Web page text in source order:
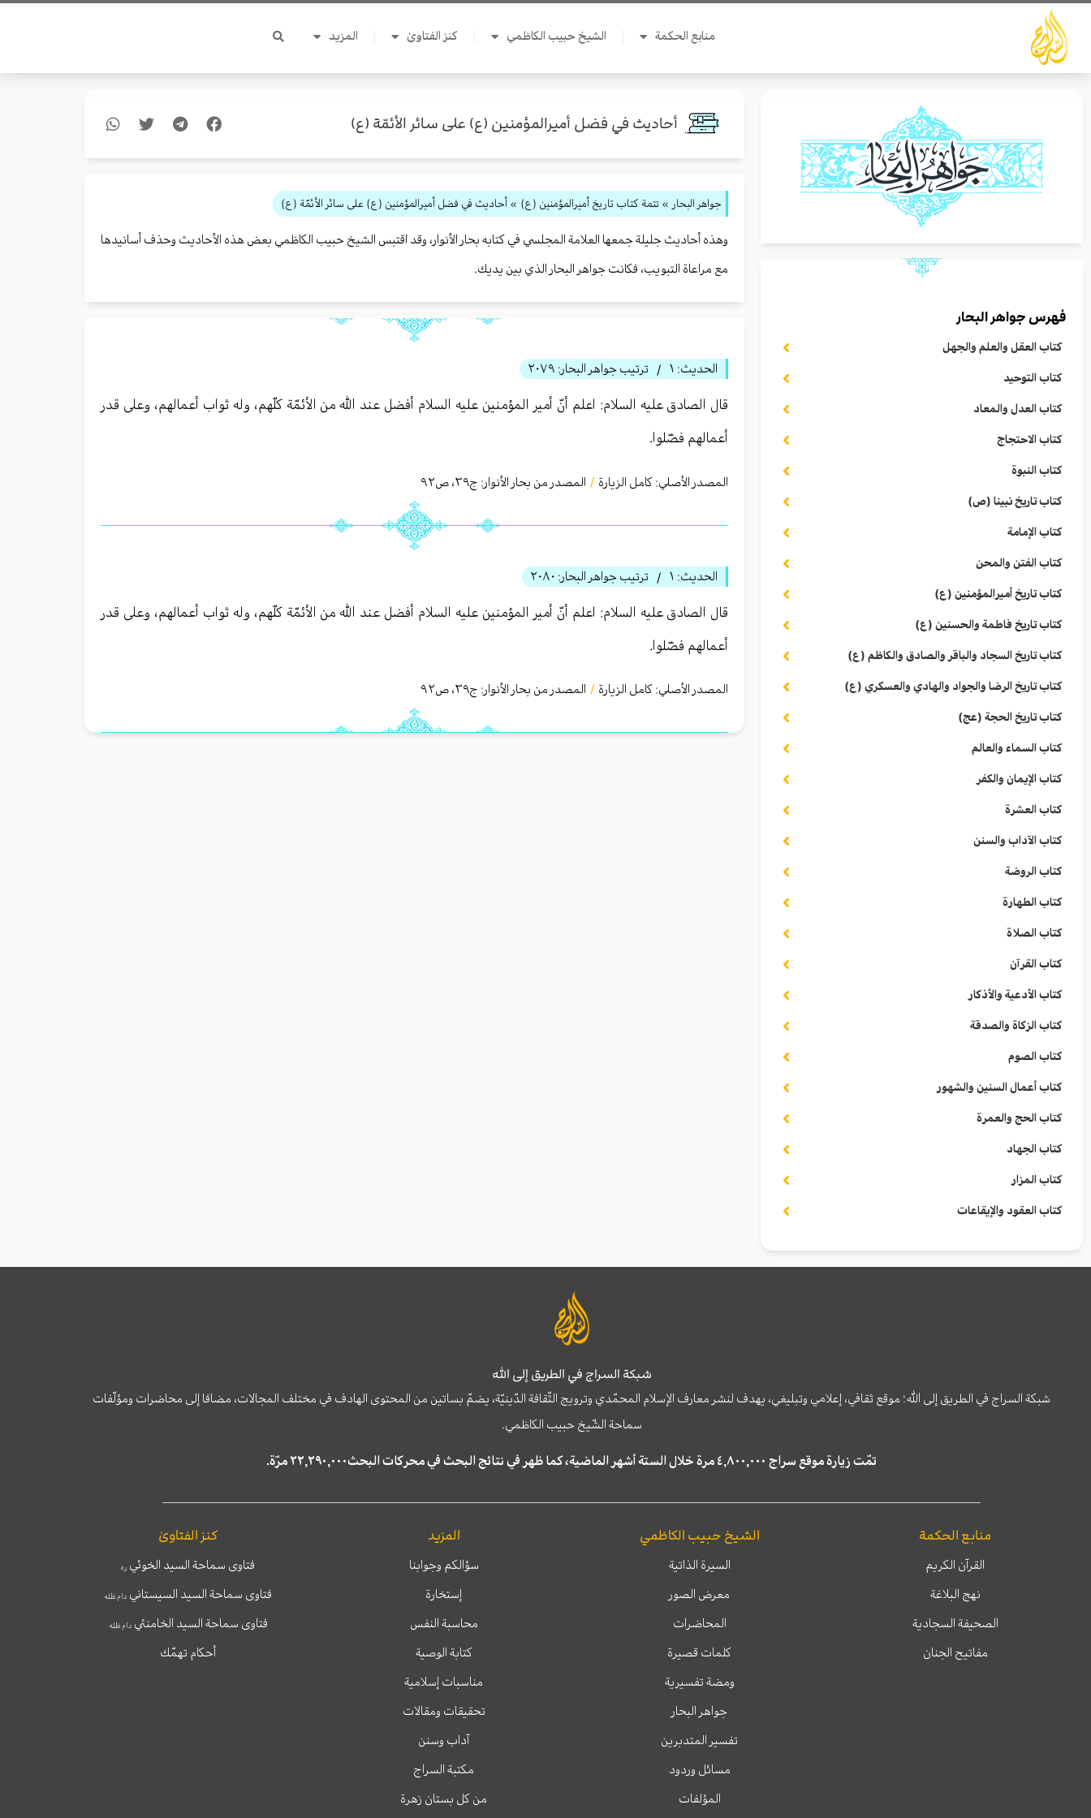
تخطي
المحتوى
منابع الحكمة الشيخ حبيب الكاظمي كنز الفتاوىٰ المزيد
فهرس جواهر البحار
كتاب العقل والعلم والجهل
كتاب التوحيد
كتاب العدل والمعاد
كتاب الاحتجاج
كتاب النبوة
كتاب تاريخ نبينا (ص)
كتاب الإمامة
كتاب الفتن والمحن
كتاب تاريخ أميرالمؤمنين (ع)
كتاب تاريخ فاطمة والحسنين (ع)
كتاب تاريخ السجاد والباقر والصادق والكاظم (ع)
كتاب تاريخ الرضا والجواد والهادي والعسكري (ع)
كتاب تاريخ الحجة (عج)
كتاب السماء والعالم
كتاب الإيمان والكفر
كتاب العشرة
كتاب الآداب والسنن
كتاب الروضة
كتاب الطهارة
كتاب الصلاة
كتاب القرآن
كتاب الأدعية والأذكار
كتاب الزكاة والصدقة
كتاب الصوم
كتاب أعمال السنين والشهور
كتاب الحج والعمرة
كتاب الجهاد
كتاب المزار
كتاب العقود والإيقاعات
أحاديث في فضل أميرالمؤمنين (ع) على سائر الأئمّة (ع)
جواهر البحار » تتمة كتاب تاريخ أميرالمؤمنين (ع) » أحاديث في فضل أميرالمؤمنين (ع) على سائر الأئمّة (ع)
وهذه أحاديث جليلة جمعها العلامة المجلسي في كتابه بحار الأنوار، وقد اقتبس الشيخ حبيب الكاظمي بعض هذه الأحاديث وحذف أسانيدها
مع مراعاة التبويب، فكانت جواهر البحار الذي بين يديك.
الحديث: ١ / ترتيب جواهر البحار: ٢٠٧٩
قال الصادق عليه السلام: اعلم أنّ أمير المؤمنين عليه السلام أفضل عند الله من الأئمّة كلّهم، وله ثواب أعمالهم، وعلى قدر
أعمالهم فضّلوا.
المصدر الأصلي: كامل الزيارة / المصدر من بحار الأنوار: ج٣٩، ص٩٢
الحديث: ١ / ترتيب جواهر البحار: ٢٠٨٠
قال الصادق عليه السلام: اعلم أنّ أمير المؤمنين عليه السلام أفضل عند الله من الأئمّة كلّهم، وله ثواب أعمالهم، وعلى قدر
أعمالهم فضّلوا.
المصدر الأصلي: كامل الزيارة / المصدر من بحار الأنوار: ج٣٩، ص٩٢
شبكة السراج في الطريق إلى الله
شبكة السراج في الطريق إلى الله؛ موقع ثقافي، إعلامي وتبليغي، يهدف لنشر معارف الإسلام المحمّدي وترويج الثّقافة الدّينيّة، يضمّ بساتين من المحتوى الهادف في مختلف المجالات، مضافا إلى محاضرات ومؤلّفات
سماحة الشّيخ حبيب الكاظمي.
تمّت زيارة موقع سراج ٤,٨٠٠,٠٠٠ مرة خلال الستة أشهر الماضية، كما ظهر في نتائج البحث في محركات البحث٢٢,٢٩٠,٠٠٠ مرّة.
منابع الحكمة
القرآن الكريم
نهج البلاغة
الصحيفة السجادية
مفاتيح الجنان
الشيخ حبيب الكاظمي
السيرة الذاتية
معرض الصور
المحاضرات
كلمات قصيرة
ومضة تفسيرية
جواهر البحار
تفسير المتدبرين
مسائل وردود
المؤلفات
المزيد
سؤالكم وجوابنا
إستخارة
محاسبة النفس
كتابة الوصية
مناسبات إسلامية
تحقيقات ومقالات
آداب وسنن
مكتبة السراج
من كل بستان زهرة
كنز الفتاوىٰ
فتاوى سماحة السيد الخوئي ره
فتاوى سماحة السيد السيستاني دام ظله
فتاوى سماحة السيد الخامنئيدام ظله
أحكام تهمّك